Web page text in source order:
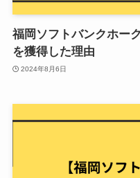
福岡ソフトバンクホー
を獲得した理由
2024年8月6日